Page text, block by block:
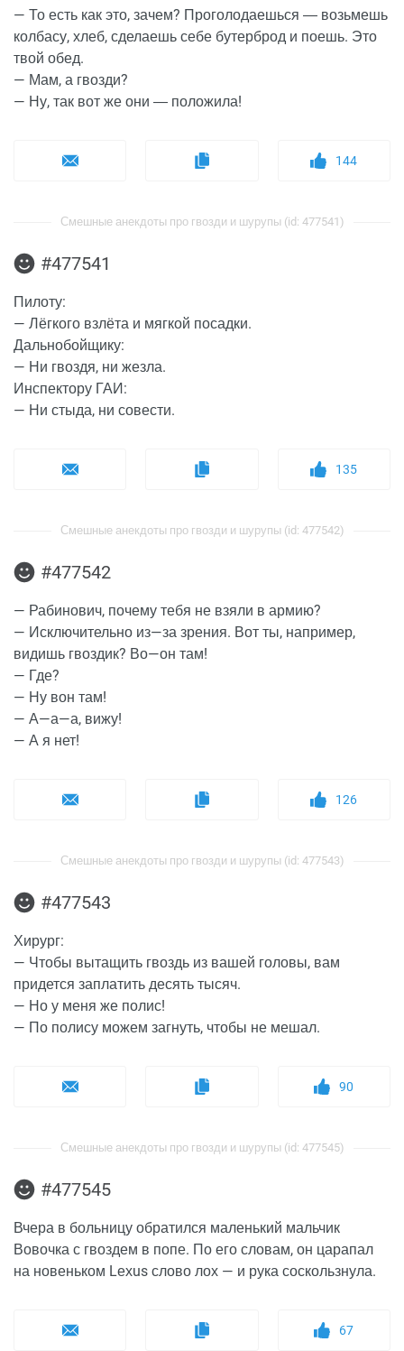
— То есть как это, зачем? Проголодаешься ― возьмешь
колбасу, хлеб, сделаешь себе бутерброд и поешь. Это
твой обед.
— Мам, а гвозди?
— Ну, так вот же они ― положила!
144
Смешные анекдоты про гвозди и шурупы (id: 477541)
#477541
Пилоту:
— Лёгкого взлёта и мягкой посадки.
Дальнобойщику:
— Ни гвоздя, ни жезла.
Инспектору ГАИ:
— Ни стыда, ни совести.
135
Смешные анекдоты про гвозди и шурупы (id: 477542)
#477542
— Рабинович, почему тебя не взяли в армию?
— Исключительно из—за зрения. Вот ты, например,
видишь гвоздик? Во—он там!
— Где?
— Ну вон там!
— А—а—а, вижу!
— А я нет!
126
Смешные анекдоты про гвозди и шурупы (id: 477543)
#477543
Хирург:
— Чтобы вытащить гвоздь из вашей головы, вам
придется заплатить десять тысяч.
— Но у меня же полис!
— По полису можем загнуть, чтобы не мешал.
90
Смешные анекдоты про гвозди и шурупы (id: 477545)
#477545
Вчера в больницу обратился маленький мальчик
Вовочка с гвоздем в попе. По его словам, он царапал
на новеньком Lехus слово лох — и рука соскользнула.
67